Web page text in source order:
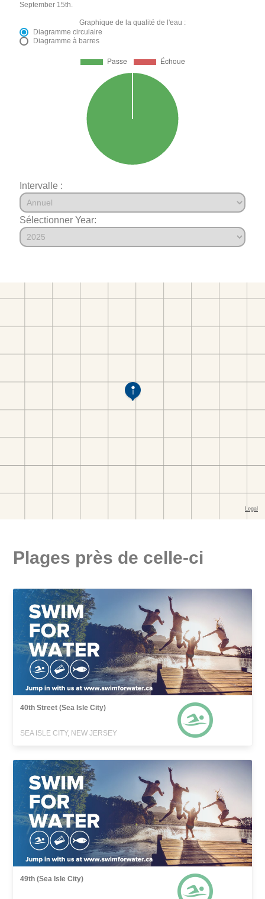
September 15th.
Graphique de la qualité de l'eau :
Diagramme circulaire
Diagramme à barres
Intervalle :
Sélectionner Year:
Plages près de celle-ci
40th Street (Sea Isle City)
SEA ISLE CITY, NEW JERSEY
49th (Sea Isle City)